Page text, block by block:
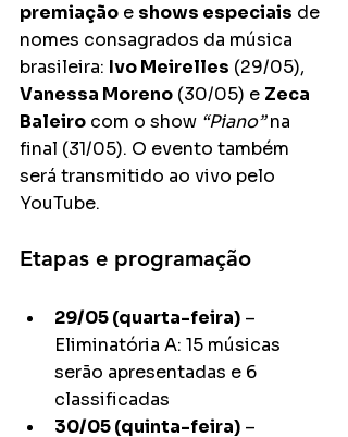
premiação e shows especiais de
nomes consagrados da música
brasileira: Ivo Meirelles (29/05),
Vanessa Moreno (30/05) e Zeca
Baleiro com o show “Piano” na
final (31/05). O evento também
será transmitido ao vivo pelo
YouTube.
Etapas e programação
29/05 (quarta-feira) –
Eliminatória A: 15 músicas
serão apresentadas e 6
classificadas
30/05 (quinta-feira) –